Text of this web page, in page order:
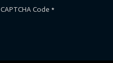
CAPTCHA Code *